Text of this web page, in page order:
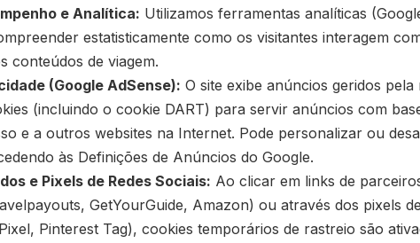
e Analítica: Utilizamos ferramentas analíticas
estatisticamente como os visitantes interagem
conteúdos de viagem.
(Google AdSense): O site exibe anúncios geridos pela
(incluindo o cookie DART) para servir anúncios com
e a outros websites na Internet. Pode personalizar ou
às Definições de Anúncios do Google.
e Pixels de Redes Sociais: Ao clicar em links de
GetYourGuide, Amazon) ou através dos pixels
Pinterest Tag), cookies temporários de rastreio são